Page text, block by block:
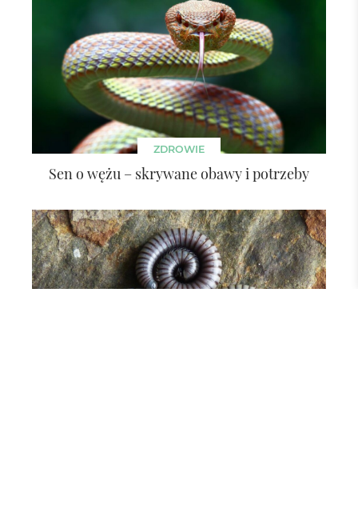
ZDROWIE
Sen o wężu – skrywane obawy i potrzeby